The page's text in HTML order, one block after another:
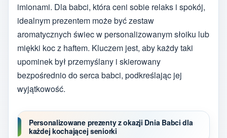
imionami. Dla babci, która ceni sobie relaks i spokój,
idealnym prezentem może być zestaw
aromatycznych świec w personalizowanym słoiku lub
miękki koc z haftem. Kluczem jest, aby każdy taki
upominek był przemyślany i skierowany
bezpośrednio do serca babci, podkreślając jej
wyjątkowość.
Personalizowane prezenty z okazji Dnia Babci dla
każdej kochającej seniorki